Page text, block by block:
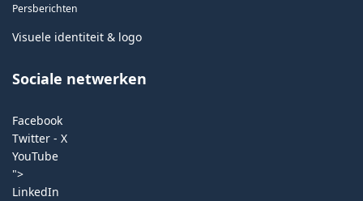
Persberichten
Visuele identiteit & logo
Sociale netwerken
Facebook
Twitter - X
YouTube
">
LinkedIn